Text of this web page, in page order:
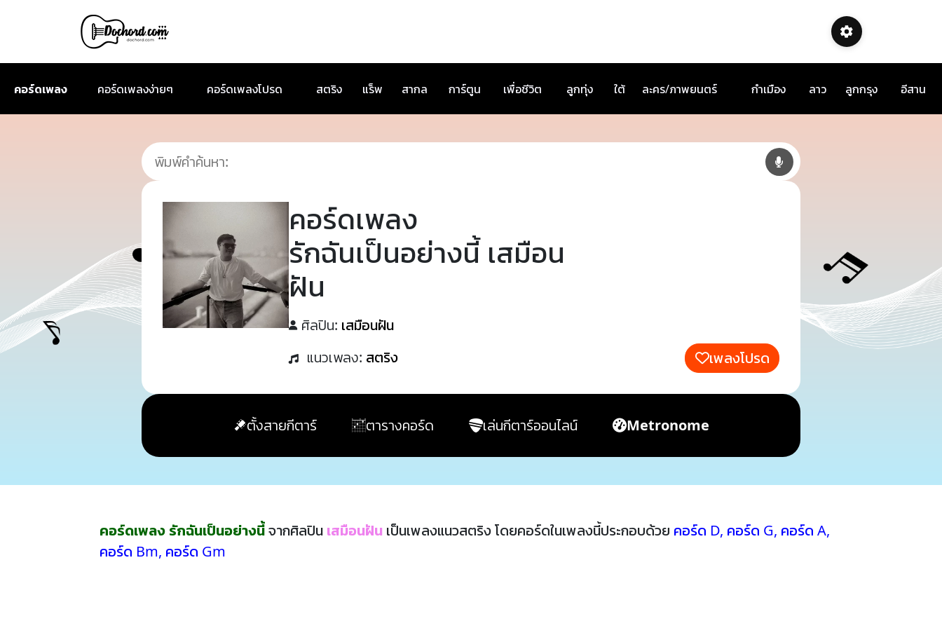
คอร์ดเพลง คอร์ดเพลงง่ายๆ คอร์ดเพลงโปรด สตริง แร็พ สากล การ์ตูน เพื่อชีวิต ลูกทุ่ง ใต้ ละคร/ภาพยนตร์ กำเมือง ลาว ลูกกรุง อีสาน
คอร์ดเพลง
รักฉันเป็นอย่างนี้ เสมือน
ฝัน
ศิลปิน: เสมือนฝัน
แนวเพลง: สตริง เพลงโปรด
ตั้งสายกีตาร์ ตารางคอร์ด เล่นกีตาร์ออนไลน์ Metronome
คอร์ดเพลง รักฉันเป็นอย่างนี้จากศิลปิน เสมือนฝัน เป็นเพลงแนวสตริง โดยคอร์ดในเพลงนี้ประกอบด้วย คอร์ด D, คอร์ด G, คอร์ด A,
คอร์ด Bm, คอร์ด Gm